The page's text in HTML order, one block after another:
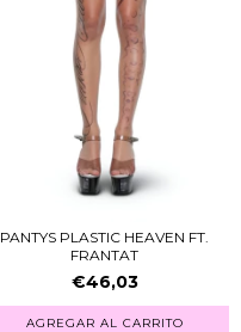
PANTYS PLASTIC HEAVEN FT.
FRANTAT
€46,03
AGREGAR AL CARRITO